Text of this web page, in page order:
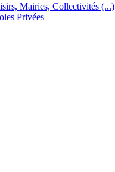
Mairies, Collectivités (...)
Privées